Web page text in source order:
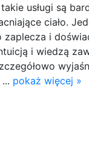
usługi są
ciało.
i
i wiedzą
pokaż więcej »